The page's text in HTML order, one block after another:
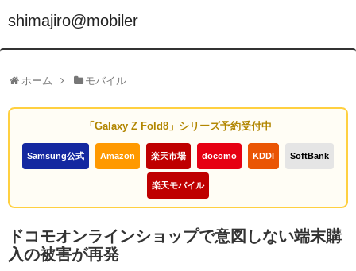
shimajiro@mobiler
ホーム モバイル
「Galaxy Z Fold8」シリーズ予約受付中
Samsung公式 Amazon 楽天市場 docomo KDDI SoftBank
楽天モバイル
ドコモオンラインショップで意図しない端末購
入の被害が再発